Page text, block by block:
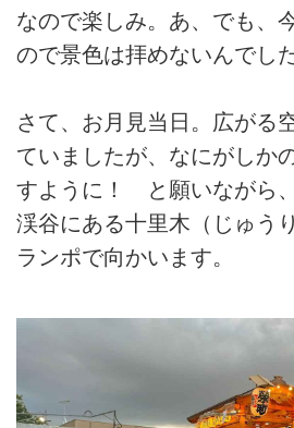
なので楽しみ。あ、でも、
ので景色は拝めないんでし
さて、お月見当日。広がる
ていましたが、なにがしか
すように！ と願いながら、
渓谷にある十里木（じゅう
ランポで向かいます。